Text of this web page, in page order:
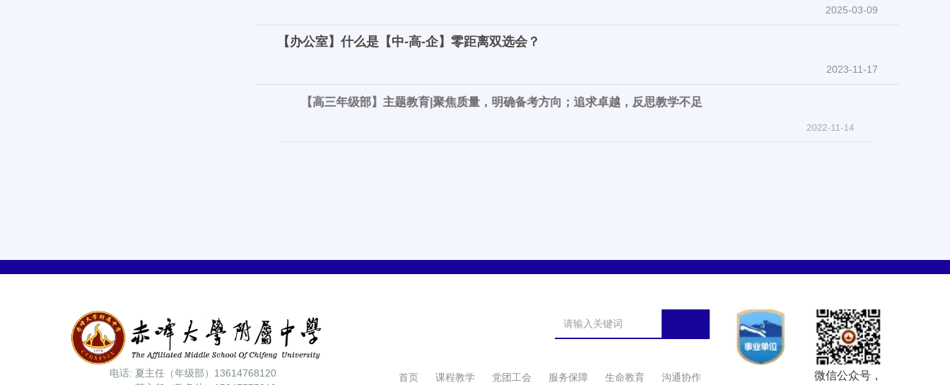
2025-03-09
【办公室】什么是【中-高-企】零距离双选会？
2023-11-17
【高三年级部】主题教育|聚焦质量，明确备考方向；追求卓越，反思教学不足
2022-11-14
电话: 夏主任（年级部）13614768120
首页 课程教学 党团工会 服务保障 生命教育 沟通协作 微信公众号，